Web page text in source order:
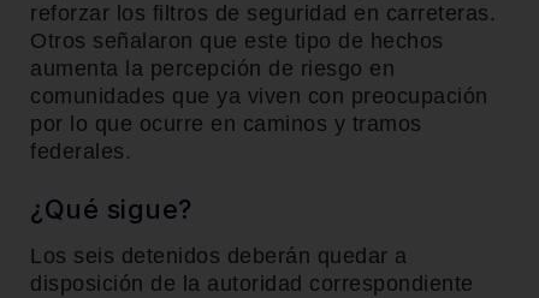
reforzar los filtros de seguridad en carreteras.
Otros señalaron que este tipo de hechos
aumenta la percepción de riesgo en
comunidades que ya viven con preocupación
por lo que ocurre en caminos y tramos
federales.
¿Qué sigue?
Los seis detenidos deberán quedar a
disposición de la autoridad correspondiente